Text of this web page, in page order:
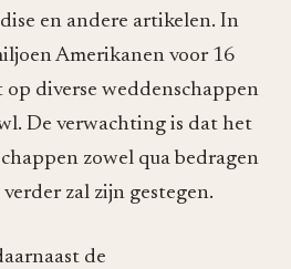
en andere artikelen. In
Amerikanen voor 16
diverse weddenschappen
De verwachting is dat het
zowel qua bedragen
zal zijn gestegen.
de